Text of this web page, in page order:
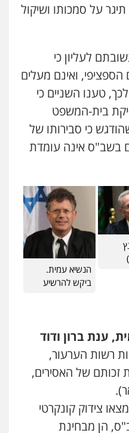
על סמכותו ושיקול
לעליון כי
הספציפי, ואינם מעלים
טענו השניים כי
בית-המשפט
כי סבירותו של
בשב"ס אינה עומדת
הנשיא עמית.
ביקש להרשיע
ענת ברון ודוד
רשות הערעור,
זכותם של האסירים,
צידוק קונקרטי
הן מבחינת